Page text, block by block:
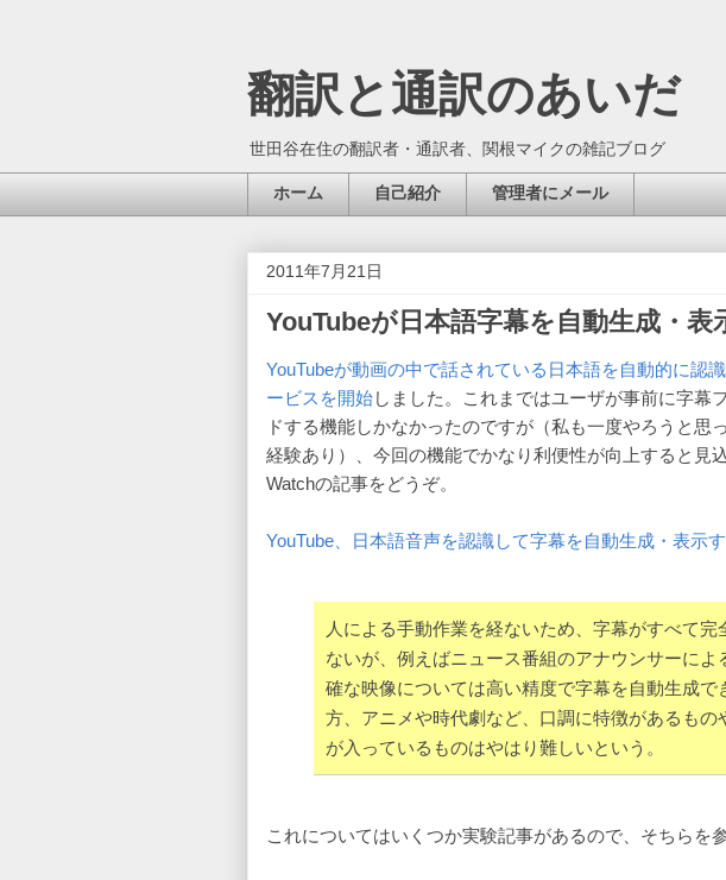
翻訳と通訳のあいだ
世田谷在住の翻訳者・通訳者、関根マイクの雑記ブログ
ホーム 自己紹介 管理者にメール
2011年7月21日
YouTubeが日本語字幕を自動生成・表
YouTubeが動画の中で話されている日本語を自動的に認
ービスを開始しました。これまではユーザが事前に字幕
ドする機能しかなかったのですが（私も一度やろうと思
経験あり）、今回の機能でかなり利便性が向上すると見
Watchの記事をどうぞ。
YouTube、日本語音声を認識して字幕を自動生成・表示
人による手動作業を経ないため、字幕がすべて
ないが、例えばニュース番組のアナウンサーによ
確な映像については高い精度で字幕を自動生成で
方、アニメや時代劇など、口調に特徴があるもの
が入っているものはやはり難しいという。
これについてはいくつか実験記事があるので、そちらを